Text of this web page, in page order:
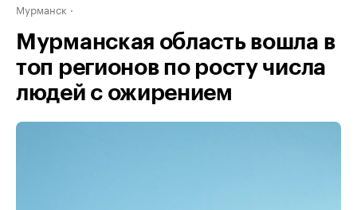
Мурманск
Мурманская область вошла в
топ регионов по росту числа
людей с ожирением